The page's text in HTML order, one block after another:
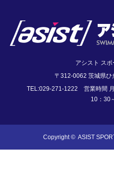
アシスト ス
〒312-0062 茨城県ひ
TEL:029-271-1222 営業時間
10：30
Copyright © ASIST